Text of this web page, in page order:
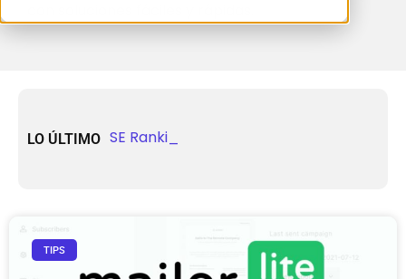
LO ÚLTIMO SE Ranking y la Intel
de email marketing en
2026: cómo usar MailerLite
TIPS